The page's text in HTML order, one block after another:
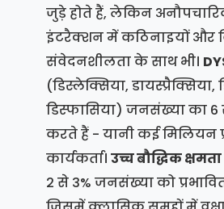
जुड़े होते हैं, लेकिन
इंटरैक्शन में कठिनाइयों और
संवेदनशीलता के साथ भी।
(डिस्लेक्सिया,
डिस्फासिया) जनसंख्या का 6
करते हैं - यानी कई मिलियन
कार्यकर्ता। उच्च बौद्धिक
2 से 3% जनसंख्या को